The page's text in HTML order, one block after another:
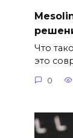
Что
это
0